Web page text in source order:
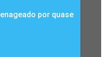
por quase